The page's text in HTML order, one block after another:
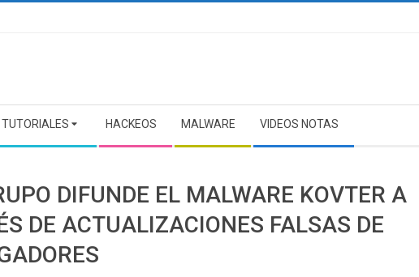
TUTORIALES HACKEOS MALWARE VIDEOS NOTAS
DIFUNDE EL MALWARE KOVTER A
DE ACTUALIZACIONES FALSAS DE